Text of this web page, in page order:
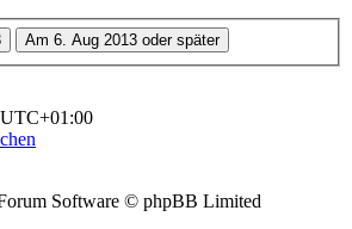
UTC+01:00
Software © phpBB Limited